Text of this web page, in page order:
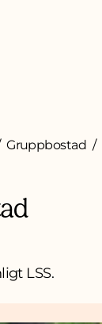
Gruppbostad
LSS.